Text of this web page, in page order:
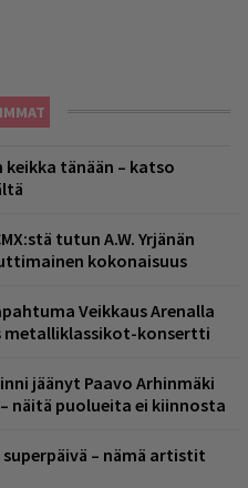
tänään – katso
tutun A.W. Yrjänän
kokonaisuus
Veikkaus Arenalla
metalliklassikot-konsertti
jäänyt Paavo Arhinmäki
näitä puolueita ei kiinnosta
– nämä artistit